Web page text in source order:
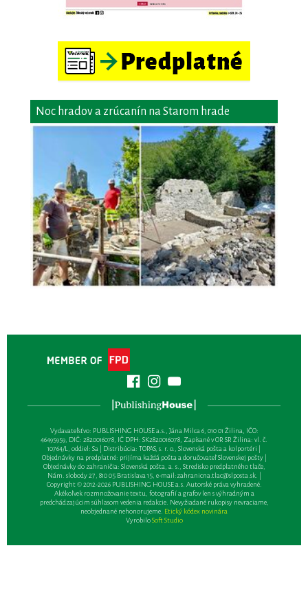
Noc hradov a zrúcanín na Starom hrade
Vydavateľsťvo: PUBLISHING HOUSE a.s., Jána Milca 6, 010 01 Žilina, IČO:
46495959, DIČ: 2820016078, IČ DPH: SK2820016078, Zapísané v OR SR Žilina: vl. č.
10764/L, oddiel: Sa | Distribúcia: TOPAS, s. r. o., Slovenská pošta a kolportéri |
Objednávky na predplatné: prijíma každá pošta a doručovateľ Slovenskej pošty |
Objednávky do zahraničia: Slovenská pošta, a. s., Stredisko predplatného tlače,
Nám. slobody 27, 810 05 Bratislava 15, e-mail:zahranicna.tlac@slposta.sk. |
Copyright © 2012-2026 PUBLISHING HOUSE a.s. Autorské práva vyhradené.
Akékoľvek rozmnožovanie textu, fotografií a grafov len s výhradným a
predchádzajúcim súhlasom vedenia redakcie. Nevyžiadané rukopisy nevraciame,
neobjednané nehonorujeme. Etický kódex novinára
VyrobiloSoft Studio